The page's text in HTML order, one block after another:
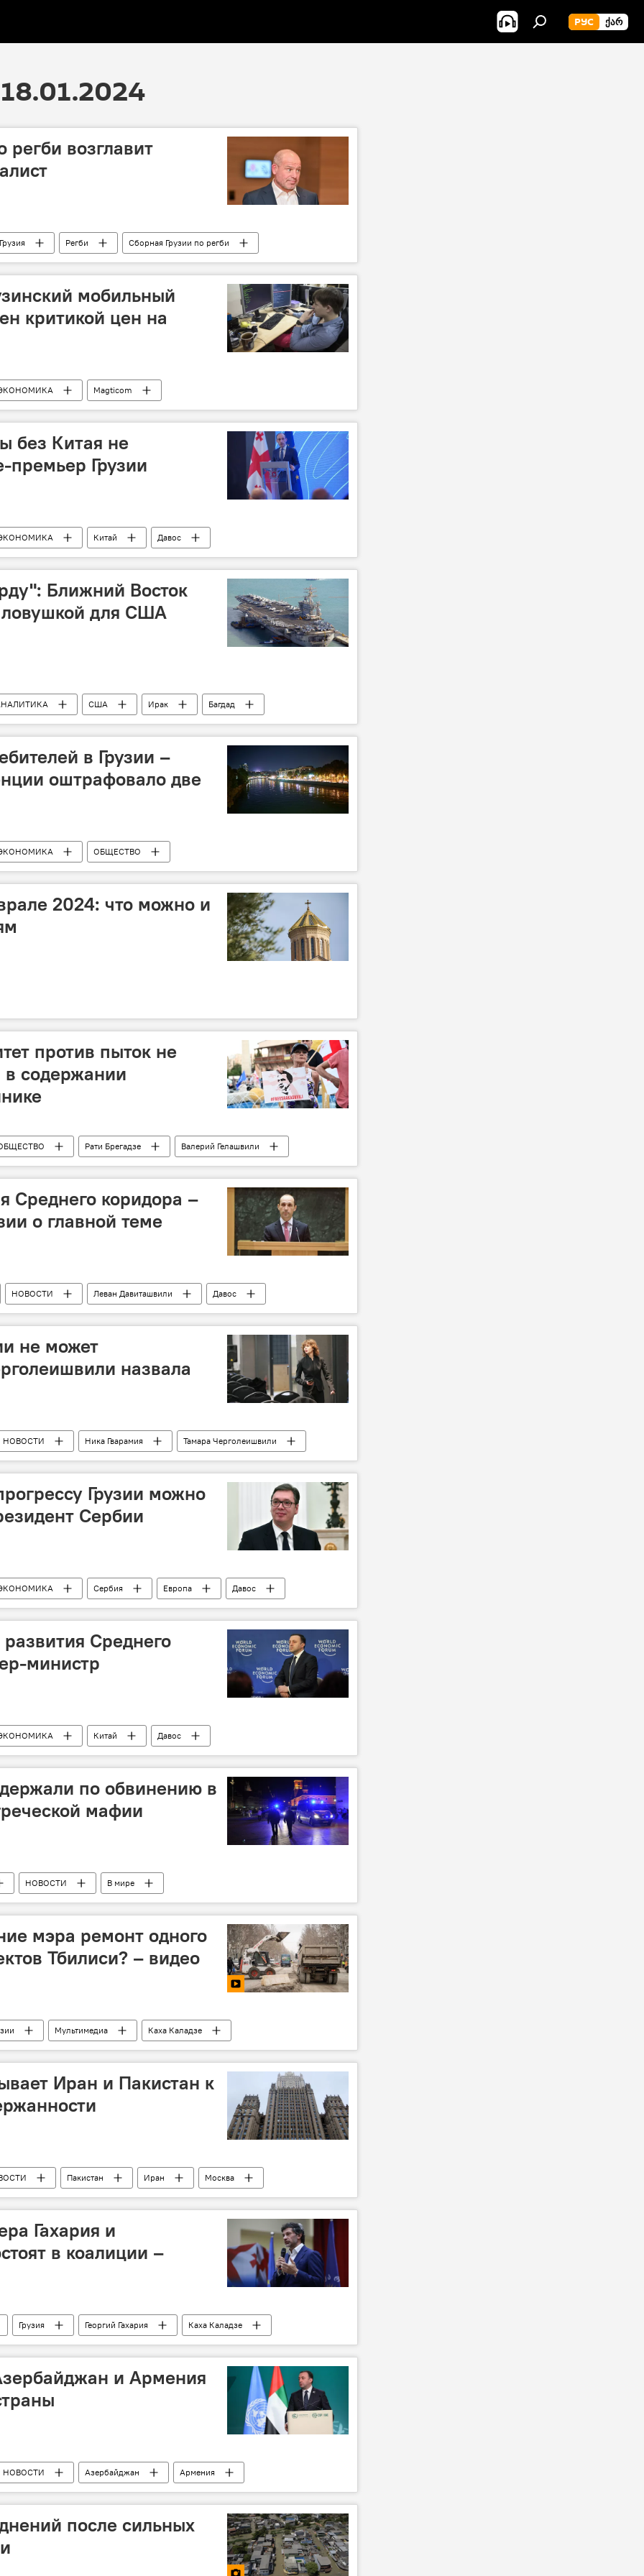
РУС ᲥᲐᲠ
регби возглавит
Грузия Регби
Сборная Грузии по регби
Союз регби Грузии
мобильный
критикой цен на
Magticom
Грузии
Интернет
без Китая не
премьер Грузии
Китай
Давос
Гарибашвили
Ближний Восток
ловушкой для США
США Ирак
Багдад
КСИР Джо Байден
Колумнисты
в Грузии –
оштрафовало две
ОБЩЕСТВО
конкуренции Грузии
2024: что можно и
против пыток не
содержании
Рати Брегадзе
Валерий Гелашвили
Саакашвили
Среднего коридора –
о главной теме
НОВОСТИ Леван Давиташвили
Давос
коридор
не может
назвала
НОВОСТИ Ника Гварамия
Тамара Черголеишвили
движение
Европейская Грузия
Грузии можно
Сербии
Сербия Европа
Давос
Китай
Среднего
министр
Китай
Давос
по обвинению в
мафии
НОВОСТИ В мире
мэра ремонт одного
Тбилиси? – видео
Мультимедиа
Каха Каладзе
Иран и Пакистан к
Пакистан Иран
Москва
Гахария и
в коалиции –
Грузия Георгий Гахария
Каха Каладзе
Единое национальное движение
и Армения
НОВОСТИ Азербайджан
Армения
после сильных